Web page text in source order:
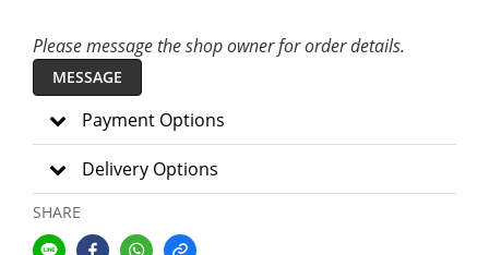
Please message the shop owner for order details.
MESSAGE
Payment Options
Delivery Options
SHARE